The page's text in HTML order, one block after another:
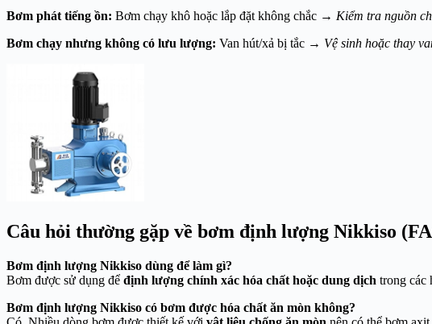
Bơm phát tiếng ồn: Bơm chạy khô hoặc lắp đặt không chắc → Kiểm tra nguồn
Bơm chạy nhưng không có lưu lượng: Van hút/xả bị tắc → Vệ sinh hoặc thay
Câu hỏi thường gặp về bơm định lượng Nikkiso
Bơm định lượng Nikkiso dùng để làm gì?
Bơm được sử dụng để định lượng chính xác hóa chất hoặc dung dịch trong các
Bơm định lượng Nikkiso có bơm được hóa chất ăn mòn không?